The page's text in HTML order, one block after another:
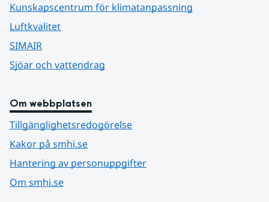
Kunskapscentrum för klimatanpassning
Luftkvalitet
SIMAIR
Sjöar och vattendrag
Om webbplatsen
Tillgänglighetsredogörelse
Kakor på smhi.se
Hantering av personuppgifter
Om smhi.se